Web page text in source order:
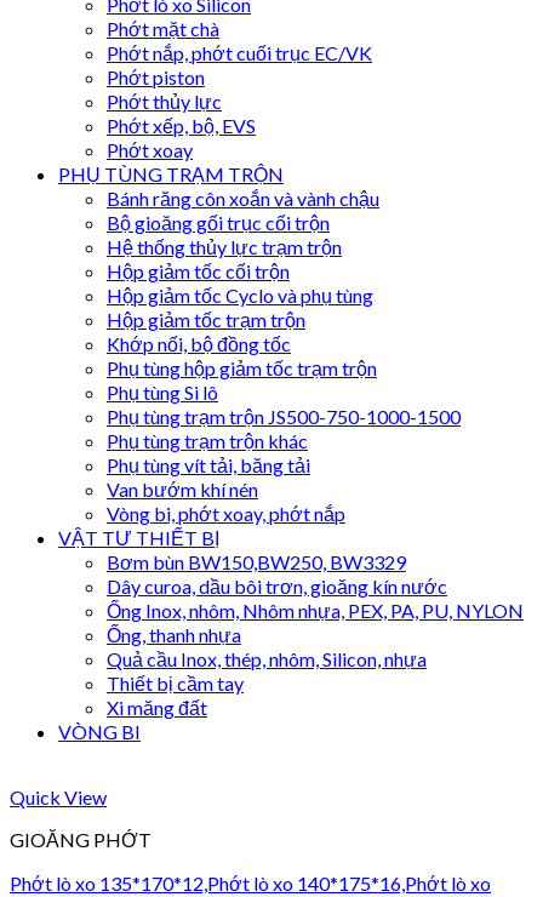
Phớt mặt chà
Phớt nắp, phớt cuối trục EC/VK
Phớt piston
Phớt thủy lực
Phớt xếp, bộ, EVS
Phớt xoay
PHỤ TÙNG TRẠM TRỘN
Bánh răng côn xoắn và vành chậu
Bộ gioăng gối trục cối trộn
Hệ thống thủy lực trạm trộn
Hộp giảm tốc cối trộn
Hộp giảm tốc Cyclo và phụ tùng
Hộp giảm tốc trạm trộn
Khớp nối, bộ đồng tốc
Phụ tùng hộp giảm tốc trạm trộn
Phụ tùng Si lô
Phụ tùng trạm trộn JS500-750-1000-1500
Phụ tùng trạm trộn khác
Phụ tùng vít tải, băng tải
Van bướm khí nén
Vòng bi, phớt xoay, phớt nắp
VẬT TƯ THIẾT BỊ
Bơm bùn BW150,BW250, BW3329
Dây curoa, dầu bôi trơn, gioăng kín nước
Ống Inox, nhôm, Nhôm nhựa, PEX, PA, PU, NYLON
Ống, thanh nhựa
Quả cầu Inox, thép, nhôm, Silicon, nhựa
Thiết bị cầm tay
Xi măng đất
VÒNG BI
Quick View
GIOĂNG PHỚT
Phớt lò xo 135*170*12,Phớt lò xo 140*175*16,Phớt lò xo